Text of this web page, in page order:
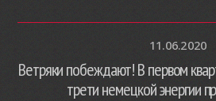
11.06.2020
Ветряки побеждают! В первом
трети немецкой энергии